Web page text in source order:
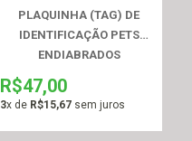
PLAQUINHA (TAG) DE
IDENTIFICAÇÃO PETS
ENDIABRADOS
R$47,00
3x de R$15,67sem juros